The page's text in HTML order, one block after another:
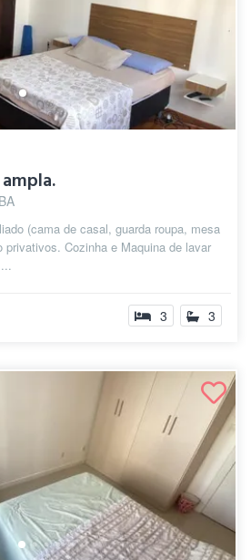
(cama de casal, guarda roupa, mesa
privativos. Cozinha e Maquina de lavar
3 3